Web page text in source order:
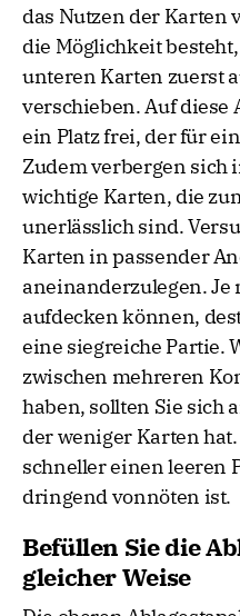
das Nutzen der Karten
die Möglichkeit
unteren Karten zuerst
verschieben. Auf diese
ein Platz frei, der für
Zudem verbergen sich
wichtige Karten, die
unerlässlich sind.
Karten in passender
aneinanderzulegen. Je
aufdecken können,
eine siegreiche Partie.
zwischen mehreren
haben, sollten Sie sich
der weniger Karten
schneller einen leeren
dringend vonnöten ist.
Befüllen Sie die
gleicher Weise